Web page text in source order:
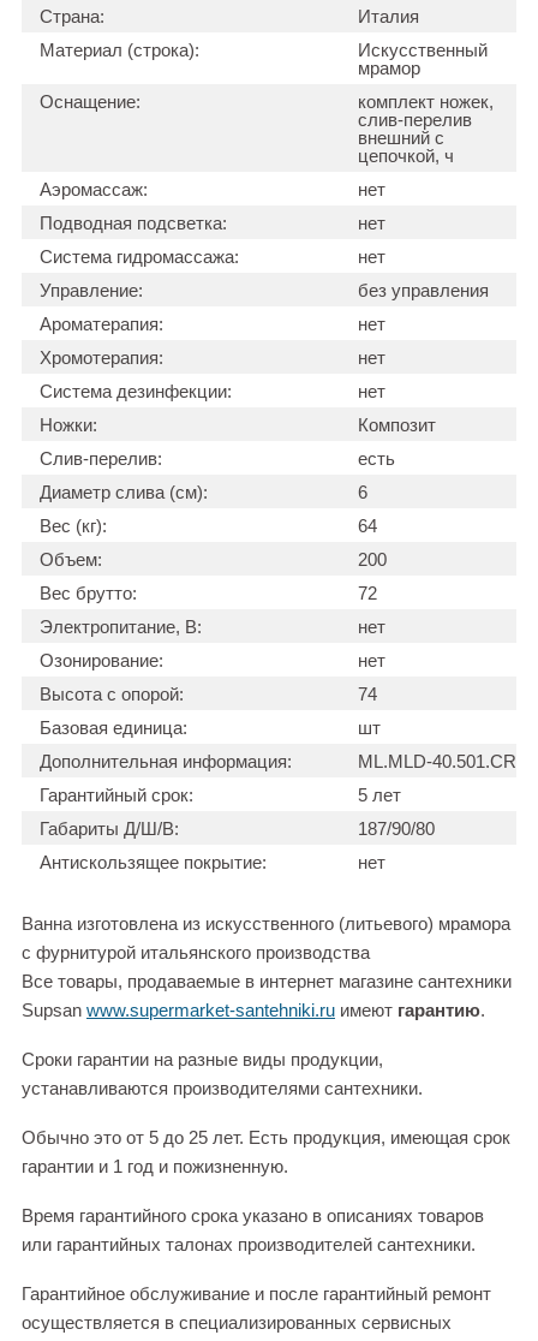
Страна:
Италия
Материал (строка):
Искусственный
мрамор
Оснащение:
комплект ножек,
слив-перелив
внешний с
цепочкой, ч
Аэромассаж:
нет
Подводная подсветка:
нет
Система гидромассажа:
нет
Управление:
без управления
Ароматерапия:
нет
Хромотерапия:
нет
Система дезинфекции:
нет
Ножки:
Композит
Слив-перелив:
есть
Диаметр слива (см):
6
Вес (кг):
64
Объем:
200
Вес брутто:
72
Электропитание, В:
нет
Озонирование:
нет
Высота с опорой:
74
Базовая единица:
шт
Дополнительная информация:
ML.MLD-40.501.CR
Гарантийный срок:
5 лет
Габариты Д/Ш/В:
187/90/80
Антискользящее покрытие:
нет
Ванна изготовлена из искусственного (литьевого) мрамора
с фурнитурой итальянского производства
Все товары, продаваемые в интернет магазине сантехники
Supsan www.supermarket-santehniki.ru имеют гарантию.
Сроки гарантии на разные виды продукции,
устанавливаются производителями сантехники.
Обычно это от 5 до 25 лет. Есть продукция, имеющая срок
гарантии и 1 год и пожизненную.
Время гарантийного срока указано в описаниях товаров
или гарантийных талонах производителей сантехники.
Гарантийное обслуживание и после гарантийный ремонт
осуществляется в специализированных сервисных